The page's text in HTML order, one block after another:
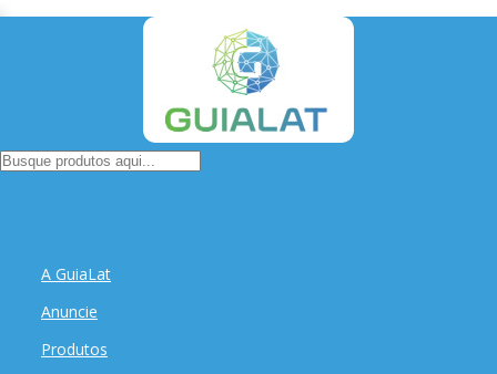
A GuiaLat
Anuncie
Produtos